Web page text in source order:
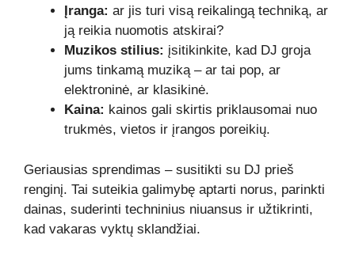
Įranga: ar jis turi visą reikalingą techniką, ar
ją reikia nuomotis atskirai?
Muzikos stilius: įsitikinkite, kad DJ groja
jums tinkamą muziką – ar tai pop, ar
elektroninė, ar klasikinė.
Kaina: kainos gali skirtis priklausomai nuo
trukmės, vietos ir įrangos poreikių.
Geriausias sprendimas – susitikti su DJ prieš
renginį. Tai suteikia galimybę aptarti norus, parinkti
dainas, suderinti techninius niuansus ir užtikrinti,
kad vakaras vyktų sklandžiai.